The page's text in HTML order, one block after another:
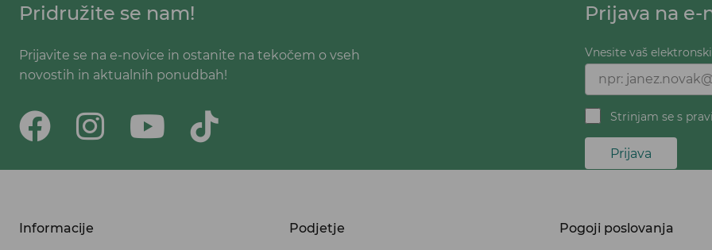
Pridružite se nam!
Prijavite se na e-novice in ostanite na tekočem o vseh
novostih in aktualnih ponudbah!
Prijava na e-
Vnesite vaš
Strinjam se s
Prijava
Informacije Podjetje Pogoji poslovanja